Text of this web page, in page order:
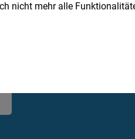
deine Suche als
Stellenangebote automatisch
nicht mehr alle